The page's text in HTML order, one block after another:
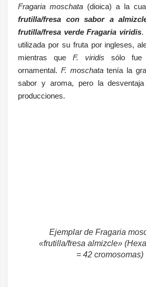
Fragaria moschata (dioica) a la
frutilla/fresa con sabor a
frutilla/fresa verde Fragaria viridis.
utilizada por su fruta por ingleses,
mientras que F. viridis sólo fue
ornamental. F. moschatatenía la
sabor y aroma, pero la
producciones.
Ejemplar de Fragaria
«frutilla/fresa almizcle»
= 42 cromosomas)